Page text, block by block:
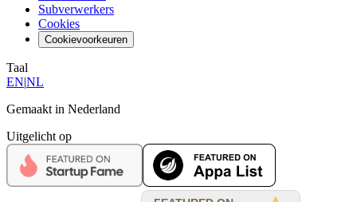
Subverwerkers
Cookies
Cookievoorkeuren
Taal
EN|NL
Gemaakt in Nederland
Uitgelicht op